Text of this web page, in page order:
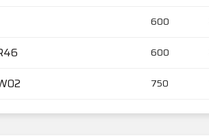
600
600
750